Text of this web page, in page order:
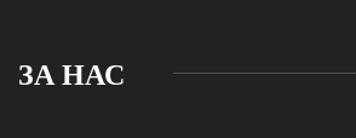
ЗА НАС